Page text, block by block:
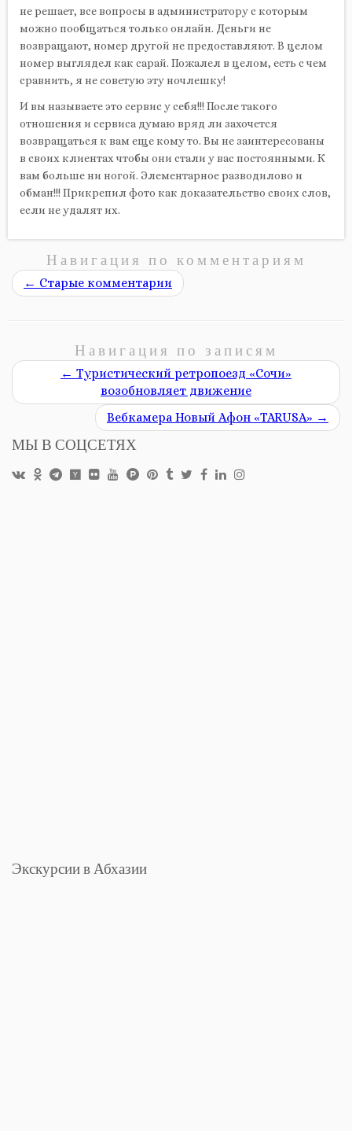
не решает, все вопросы в администратору с которым
можно пообщаться только онлайн. Деньги не
возвращают, номер другой не предоставляют. В целом
номер выглядел как сарай. Пожалел в целом, есть с чем
сравнить, я не советую эту ночлешку!
И вы называете это сервис у себя!!! После такого
отношения и сервиса думаю вряд ли захочется
возвращаться к вам еще кому то. Вы не заинтересованы
в своих клиентах чтобы они стали у вас постоянными. К
вам больше ни ногой. Элементарное разводилово и
обман!!! Прикрепил фото как доказательство своих слов,
если не удалят их.
Навигация по комментариям
← Старые комментарии
Навигация по записям
← Туристический ретропоезд «Сочи»
возобновляет движение
Вебкамера Новый Афон «TARUSA» →
МЫ В СОЦСЕТЯХ
Экскурсии в Абхазии